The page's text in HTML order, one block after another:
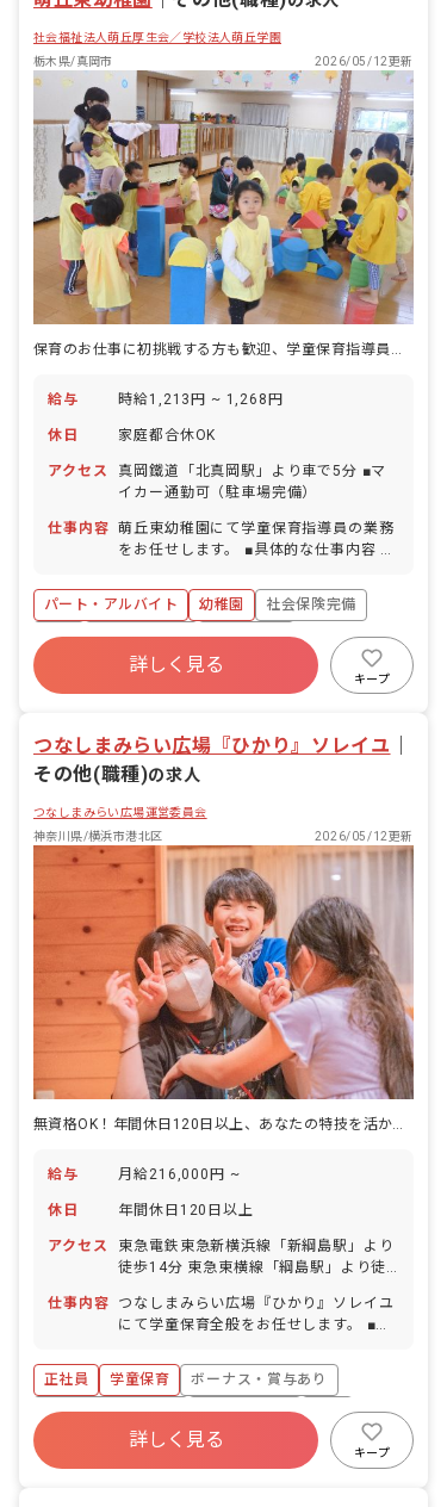
童です。子ども達が自分らしく身心共に
リラックスして過ごせる「第2の家」を
目指しています。
社会福祉法人萌丘厚生会／学校法人萌丘学園
栃木県/真岡市
2026/05/12更新
保育のお仕事に初挑戦する方も歓迎、学童保育指導員の募集です♪
給与 時給1,213円 ~ 1,268円
休日 家庭都合休OK
アクセス
真岡鐵道「北真岡駅」より車で5分 ■マ
イカー通勤可（駐車場完備）
仕事内容 萌丘東幼稚園にて学童保育指導員の業務
をお任せします。 ■具体的な仕事内容 ・
年生までの児童の見守り及び生活支援 ・
室内外の活動準備 ・清掃等の環境整備
・近隣小学校への送迎業務 ※学童利用児
童数は15～20名程度 ※専任インストラ
クター、幼稚園教諭等と連携し、チーム
パート・アルバイト 幼稚園
社会保険完備
有給
福利厚生充実
退職金制度
昇給昇進あり
産休育休制度
詳しく見る
キープ
つなしまみらい広場『ひかり』ソレイユ
その他(職種)の求人
つなしまみらい広場運営委員会
神奈川県/横浜市港北区
2026/05/12更新
無資格OK！年間休日120日以上、あなたの特技を活かせる学童保育の募集
給与 月給216,000円 ~
休日 年間休日120日以上
アクセス
東急電鉄東急新横浜線「新綱島駅」より
徒歩14分 東急東横線「綱島駅」より徒
仕事内容
つなしまみらい広場『ひかり』ソレイユ
にて学童保育全般をお任せします。 ■具
内遊び、外遊び ・公園への引率 ・おや
つの準備 ・季節の行事やお誕生会の企画
運営 ・宿泊行事の引率など ・保護者支
援
正社員 学童保育
ボーナス・賞与あり
年間休日120日以上
社会保険完備
福利厚生充実
退職金制度
残業少なめ
詳しく見る
キープ